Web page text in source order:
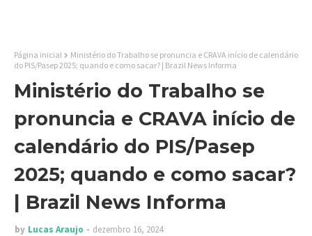
Página inicial
Ministério do Trabalho se pronuncia e CRAVA início de calendário
do PIS/Pasep 2025; quando e como sacar? | Brazil News Informa
Ministério do Trabalho se
pronuncia e CRAVA início de
calendário do PIS/Pasep
2025; quando e como sacar?
| Brazil News Informa
by Lucas Araujo dezembro 16, 2024